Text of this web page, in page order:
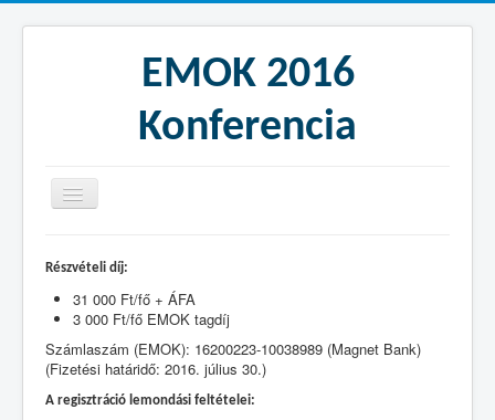
EMOK 2016
Konferencia
Általános információk
Regisztráció
Helyszín és szállás
Részvételi díj:
31 000 Ft/fő + ÁFA
3 000 Ft/fő EMOK tagdíj
Számlaszám (EMOK): 16200223-10038989 (Magnet Bank)
(Fizetési határidő: 2016. július 30.)
A regisztráció lemondási feltételei: